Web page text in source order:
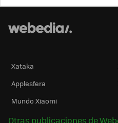
Xataka
Applesfera
Mundo Xiaomi
Otras publicaciones de